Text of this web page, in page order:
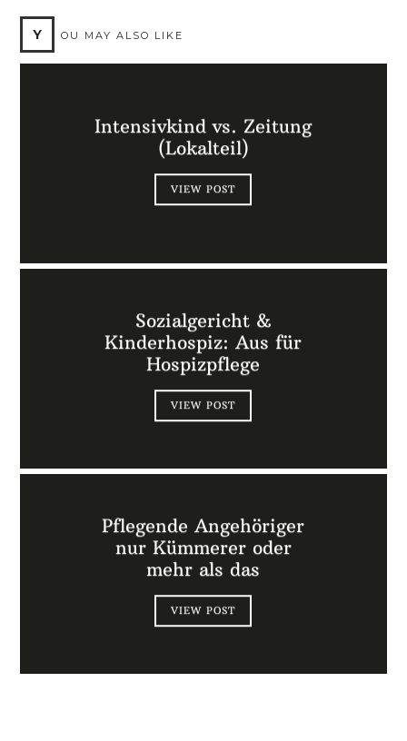
Y OU MAY ALSO LIKE
Intensivkind vs. Zeitung
(Lokalteil)
VIEW POST
Sozialgericht &
Kinderhospiz: Aus für
Hospizpflege
VIEW POST
Pflegende Angehöriger
nur Kümmerer oder
mehr als das
VIEW POST